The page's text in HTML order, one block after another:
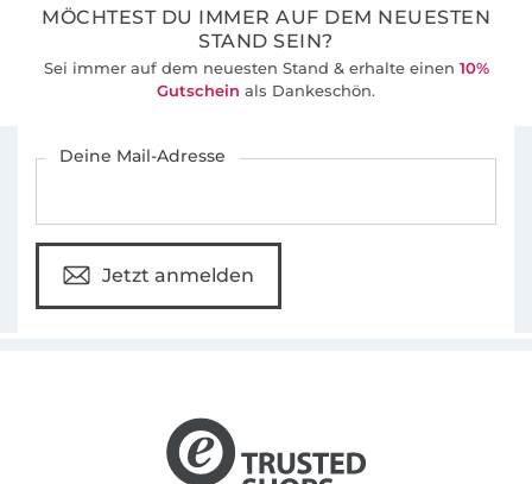
MÖCHTEST DU IMMER AUF DEM NEUESTEN
STAND SEIN?
Sei immer auf dem neuesten Stand & erhalte einen 10%
Gutschein als Dankeschön.
Deine Mail-Adresse
Jetzt anmelden